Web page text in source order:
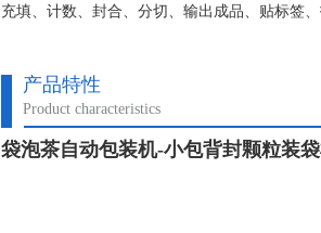
充填、计数、封合、分切、输出成品、贴标签、
产品特性
Product characteristics
袋泡茶自动包装机-小包背封颗粒装